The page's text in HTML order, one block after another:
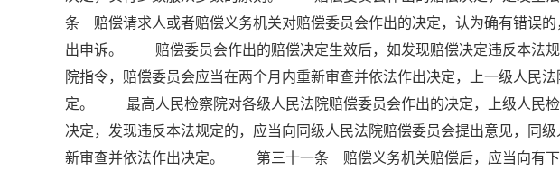
条 赔偿请求人或者赔偿义务机关对赔偿委员会作出的决定，认为确有错误
出申诉。 赔偿委员会作出的赔偿决定生效后，如发现赔偿决定违反本法规
院指令，赔偿委员会应当在两个月内重新审查并依法作出决定，上一级人民
定。 最高人民检察院对各级人民法院赔偿委员会作出的决定，上级人民检
决定，发现违反本法规定的，应当向同级人民法院赔偿委员会提出意见，同
新审查并依法作出决定。 第三十一条 赔偿义务机关赔偿后，应当向有下